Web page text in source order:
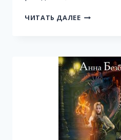
ЧИТАТЬ ДАЛЕЕ ЧЕТВЁРТЫЙ